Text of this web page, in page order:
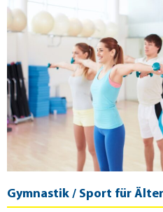
Gymnastik / Sport für